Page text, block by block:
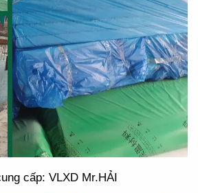
cấp: VLXD Mr.HẢI